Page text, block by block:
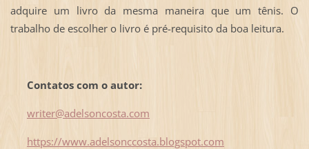
adquire um livro da mesma maneira que um tênis. O
trabalho de escolher o livro é pré-requisito da boa leitura.
Contatos com o autor:
writer@adelsoncosta.com
https://www.adelsonccosta.blogspot.com